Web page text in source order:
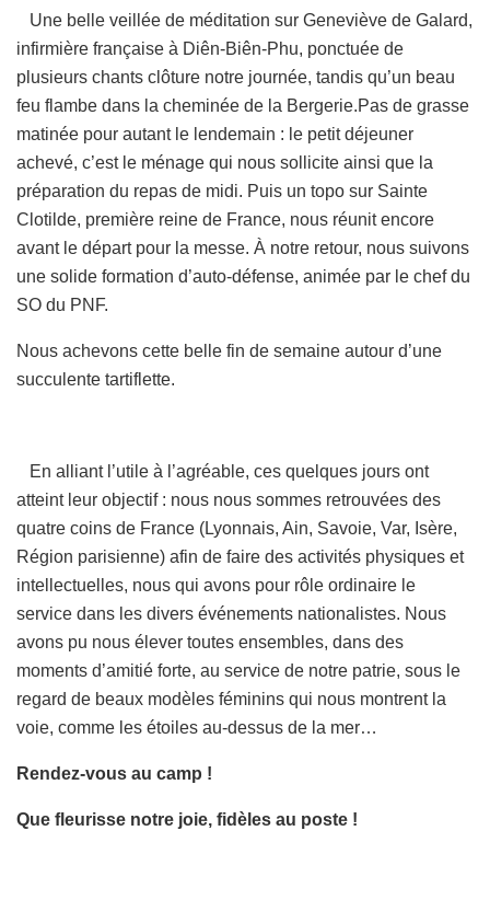
Une belle veillée de méditation sur Geneviève de Galard,
infirmière française à Diên-Biên-Phu, ponctuée de
plusieurs chants clôture notre journée, tandis qu’un beau
feu flambe dans la cheminée de la Bergerie.Pas de grasse
matinée pour autant le lendemain : le petit déjeuner
achevé, c’est le ménage qui nous sollicite ainsi que la
préparation du repas de midi. Puis un topo sur Sainte
Clotilde, première reine de France, nous réunit encore
avant le départ pour la messe. À notre retour, nous suivons
une solide formation d’auto-défense, animée par le chef du
SO du PNF.
Nous achevons cette belle fin de semaine autour d’une
succulente tartiflette.
En alliant l’utile à l’agréable, ces quelques jours ont
atteint leur objectif : nous nous sommes retrouvées des
quatre coins de France (Lyonnais, Ain, Savoie, Var, Isère,
Région parisienne) afin de faire des activités physiques et
intellectuelles, nous qui avons pour rôle ordinaire le
service dans les divers événements nationalistes. Nous
avons pu nous élever toutes ensembles, dans des
moments d’amitié forte, au service de notre patrie, sous le
regard de beaux modèles féminins qui nous montrent la
voie, comme les étoiles au-dessus de la mer…
Rendez-vous au camp !
Que fleurisse notre joie, fidèles au poste !